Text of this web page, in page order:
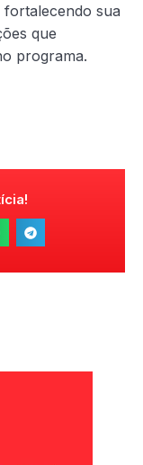
fortalecendo sua
que
programa.